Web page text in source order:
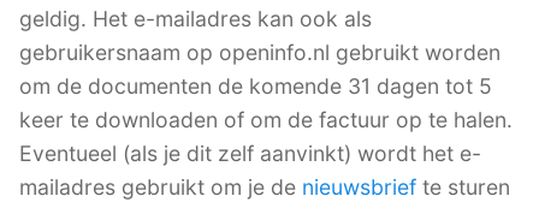
geldig. Het e-mailadres kan ook als
gebruikersnaam op openinfo.nl gebruikt worden
om de documenten de komende 31 dagen tot 5
keer te downloaden of om de factuur op te halen.
Eventueel (als je dit zelf aanvinkt) wordt het e-
mailadres gebruikt om je de nieuwsbrief te sturen